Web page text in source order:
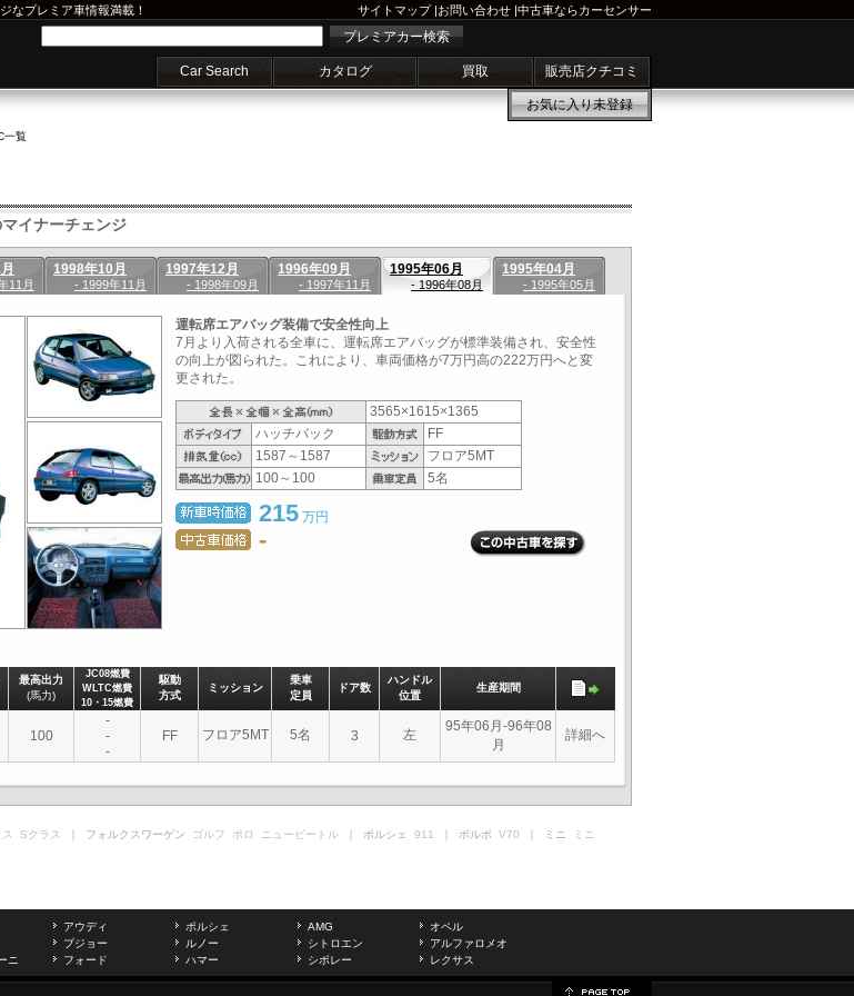
なプレミア車情報満載！ サイトマップ|お問い合わせ |中古車ならカーセンサー
プレミアカー検索
Car Search カタログ 買取 販売店クチコミ
お気に入り未登録
一覧
イナーチェンジ
11月
1998年10月
- 1999年11月
1997年12月
- 1998年09月
1996年09月
- 1997年11月
1995年06月
- 1996年08月
1995年04月
- 1995年05月
運転席エアバッグ装備で安全性向上
7月より入荷される全車に、運転席エアバッグが標準装備され、安全性
の向上が図られた。これにより、車両価格が7万円高の222万円へと変
更された。
3565×1615×1365
ハッチバック
FF
1587～1587
フロア5MT
100～100
5名
215 万円
-
最高出力
(馬力)
JC08燃費
WLTC燃費
10・15燃費
駆動
方式
ミッション
乗車
定員
ドア数
ハンドル
位置
生産期間
100
-
-
-
FF フロア5MT 5名 3 左
95年06月-96年08
月
詳細へ
Sクラス ｜ フォルクスワーゲン ゴルフ ポロ ニュービートル ｜ ポルシェ 911 ｜ ボルボ V70 ｜ ミニ ミニ
アウディ ポルシェ AMG
オペル
プジョー ルノー シトロエン
アルファロメオ
ニ フォード ハマー シボレー レクサス